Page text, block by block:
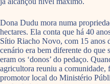
Dona Dudu mora numa
hectares. Ela conta que há 40
Sítio Riacho Novo, com 15 anos
cenário era bem diferente do que
eram os ‘donos’ do pedaço.
agricultora reuniu a comunidade,
promotor local do Ministério